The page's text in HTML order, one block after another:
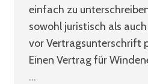
einfach zu
sowohl juristisch als
vor Vertragsunterschrift
Einen Vertrag für
…